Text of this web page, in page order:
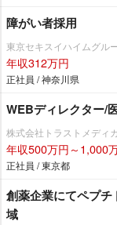
障がい者採用
東京セキスイハイムグル
年収312万円
正社員 / 神奈川県
WEBディレクター/
株式会社トラストメディ
年収500万円～1,000
正社員 / 東京都
創薬企業にてペプ
域